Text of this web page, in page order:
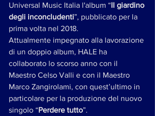
Universal Music Italia l'album “Il giardino
degli inconcludenti”, pubblicato per la
prima volta nel 2018.
Attualmente impegnato alla lavorazione
di un doppio album, HALE ha
collaborato lo scorso anno con il
Maestro Celso Valli e con il Maestro
Marco Zangirolami, con quest’ultimo in
particolare per la produzione del nuovo
singolo “Perdere tutto”.